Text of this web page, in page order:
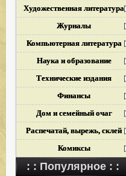
Художественная литература
Журналы
Компьютерная литература
Наука и образование
Технические издания
Финансы
Дом и семейный очаг
Распечатай, вырежь, склей
Комиксы
: : Популярное : :